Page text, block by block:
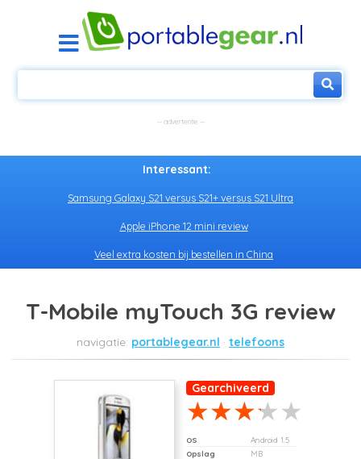
Interessant:
Samsung Galaxy S21 versus S21+ versus S21 Ultra
Apple iPhone 12 mini review
Veel extra kosten bij bestellen in China
T-Mobile myTouch 3G review
portablegear.nl telefoons
Gearchiveerd
OS
Android 1.5
Opslag
MB